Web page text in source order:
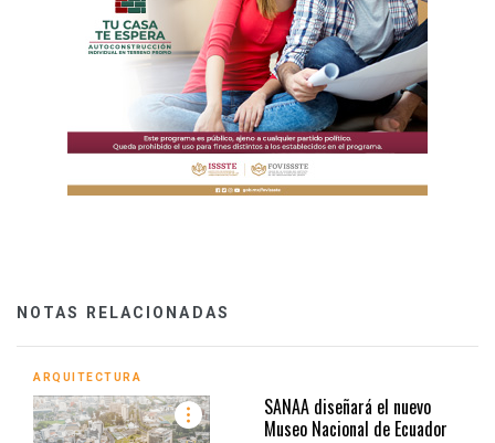
NOTAS RELACIONADAS
ARQUITECTURA
SANAA diseñará el nuevo
Museo Nacional de Ecuador